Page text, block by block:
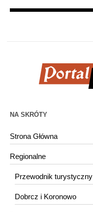
NA SKRÓTY
Strona Główna
Regionalne
Przewodnik turystyczny
Dobrcz i Koronowo